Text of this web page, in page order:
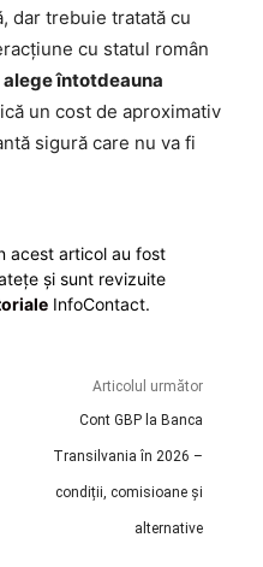
dar trebuie tratată cu
cu statul român
alege întotdeauna
un cost de aproximativ
sigură care nu va fi
acest articol au fost
și sunt revizuite
InfoContact.
Articolul următor
Cont GBP la Banca
Transilvania în 2026 –
condiții, comisioane și
alternative